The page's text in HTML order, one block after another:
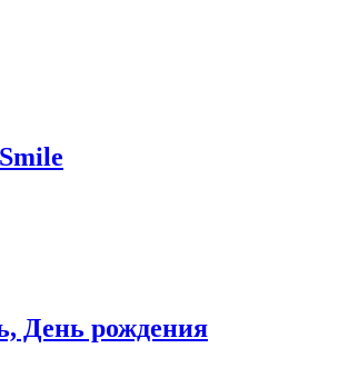
День рождения